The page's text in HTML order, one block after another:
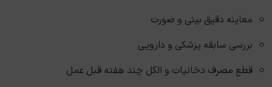
معاینه دقیق بینی و صورت
بررسی سابقه پزشکی و دارویی
قطع مصرف دخانیات و الکل چند هفته قبل عمل